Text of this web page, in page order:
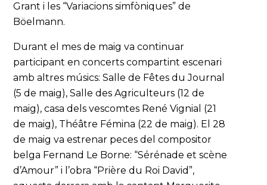
Grant i les “Variacions simfòniques” de
Böelmann.
Durant el mes de maig va continuar
participant en concerts compartint escenari
amb altres músics: Salle de Fêtes du Journal
(5 de maig), Salle des Agriculteurs (12 de
maig), casa dels vescomtes René Vignial (21
de maig), Théâtre Fémina (22 de maig). El 28
de maig va estrenar peces del compositor
belga Fernand Le Borne: “Sérénade et scène
d’Amour” i l’obra “Prière du Roi David”,